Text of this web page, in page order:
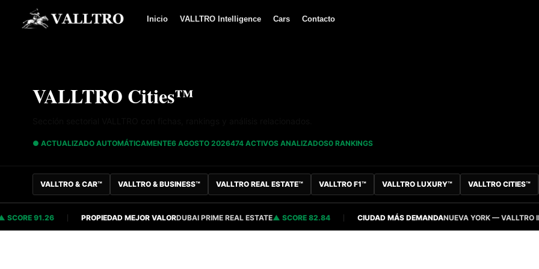
Saltar al contenido
Inicio VALLTRO Intelligence Cars Contacto
VALLTRO Cities™
● ACTUALIZADO AUTOMÁTICAMENTE6 AGOSTO 2026474 ACTIVOS ANALIZADOS0 RANKINGS
VALLTRO & CAR™ VALLTRO & BUSINESS™ VALLTRO REAL ESTATE™ VALLTRO F1™ VALLTRO LUXURY™ VALLTRO CITIES™
91.26 PROPIEDAD MEJOR VALORDUBAI PRIME REAL ESTATE SCORE 82.84 CIUDAD MÁS DEMANDANUEVA YORK — VALLTRO